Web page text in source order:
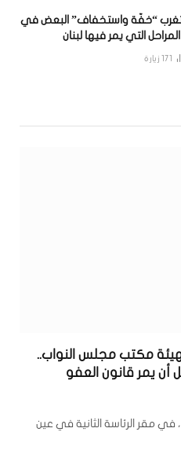
“خفّة واستخفاف” البعض في
التي يمر فيها لبنان
171 زيارة
مكتب مجلس النواب..
أن يمر قانون العفو
مقر الرئاسة الثانية في عين